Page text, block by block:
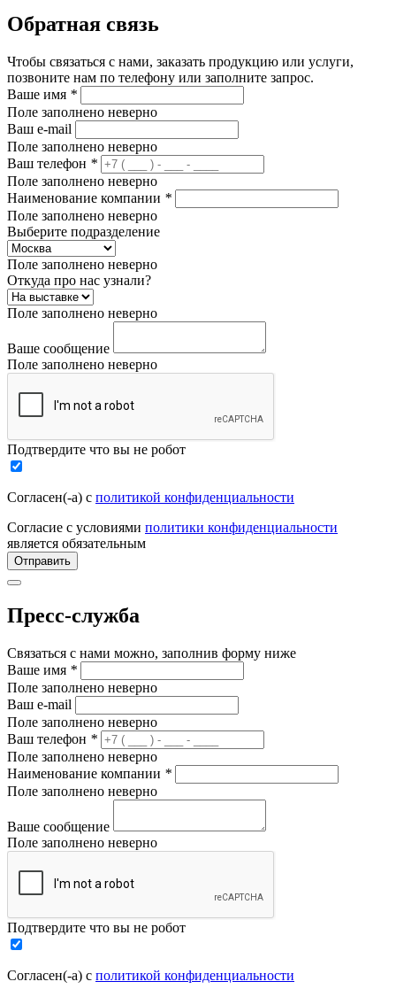
Обратная связь
Чтобы связаться с нами, заказать продукцию или услуги,
позвоните нам по телефону или заполните запрос.
Ваше имя *
Поле заполнено неверно
Ваш e-mail
Поле заполнено неверно
Ваш телефон *
Поле заполнено неверно
Наименование компании *
Поле заполнено неверно
Выберите подразделение
Поле заполнено неверно
Откуда про нас узнали?
Поле заполнено неверно
Ваше сообщение
Поле заполнено неверно
Подтвердите что вы не робот
Согласен(-а) с политикой конфиденциальности
Согласие с условиями политики конфиденциальности
является обязательным
Отправить
Пресс-служба
Связаться с нами можно, заполнив форму ниже
Ваше имя *
Поле заполнено неверно
Ваш e-mail
Поле заполнено неверно
Ваш телефон *
Поле заполнено неверно
Наименование компании *
Поле заполнено неверно
Ваше сообщение
Поле заполнено неверно
Подтвердите что вы не робот
Согласен(-а) с политикой конфиденциальности